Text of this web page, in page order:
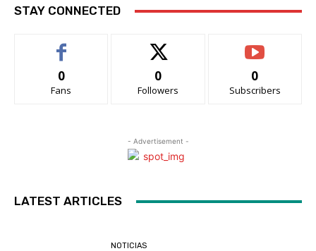
STAY CONNECTED
0
Fans
0
Followers
0
Subscribers
- Advertisement -
LATEST ARTICLES
NOTICIAS